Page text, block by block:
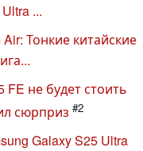
...
Тонкие китайские
FE не будет стоить
сюрприз #2
Galaxy S25 Ultra